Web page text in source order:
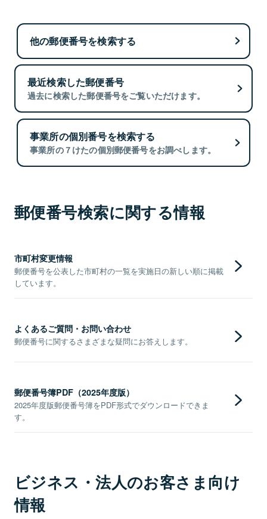
他の郵便番号を検索する
最近検索した郵便番号
過去に検索した郵便番号をご覧いただけます。
事業所の個別番号を検索する
事業所の７けたの個別郵便番号をお調べします。
郵便番号検索に関する情報
市町村変更情報
郵便番号を公表した市町村の一覧を実施日の新しい順に掲載
しています。
よくあるご質問・お問い合わせ
郵便番号に関するさまざまな疑問にお答えします。
郵便番号簿PDF（2025年度版）
2025年度版郵便番号簿をPDF形式でダウンロードできま
す。
ビジネス・法人のお客さま向け
情報